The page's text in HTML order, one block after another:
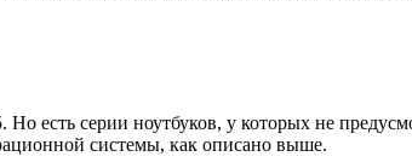
есть серии ноутбуков, у которых не
системы, как описано выше.